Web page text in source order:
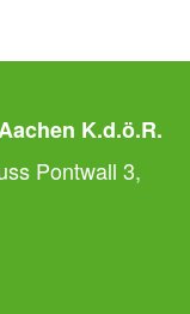
K.d.ö.R.
Pontwall 3,